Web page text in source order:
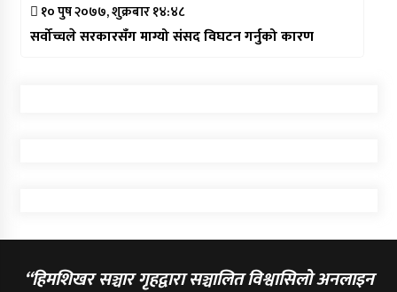
१० पुष २०७७, शुक्रबार १४:४८
सर्वोच्चले सरकारसँग माग्यो संसद विघटन गर्नुको कारण
“हिमशिखर सञ्चार गृहद्वारा सञ्चालित विश्वासिलो अनलाइन